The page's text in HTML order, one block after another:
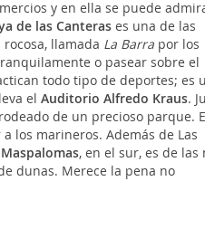
y en ella se puede
de las Canterases una de las
llamada La Barrapor los
o pasear sobre el
todo tipo de deportes; es
el Auditorio Alfredo Kraus.
de un precioso parque.
los marineros. Además de Las
Maspalomas, en el sur, es de las
dunas. Merece la pena no